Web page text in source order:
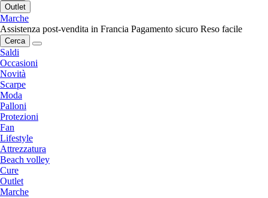
Outlet
Marche
Assistenza post-vendita in Francia Pagamento sicuro Reso facile
Cerca
Saldi
Occasioni
Novità
Scarpe
Moda
Palloni
Protezioni
Fan
Lifestyle
Attrezzatura
Beach volley
Cure
Outlet
Marche